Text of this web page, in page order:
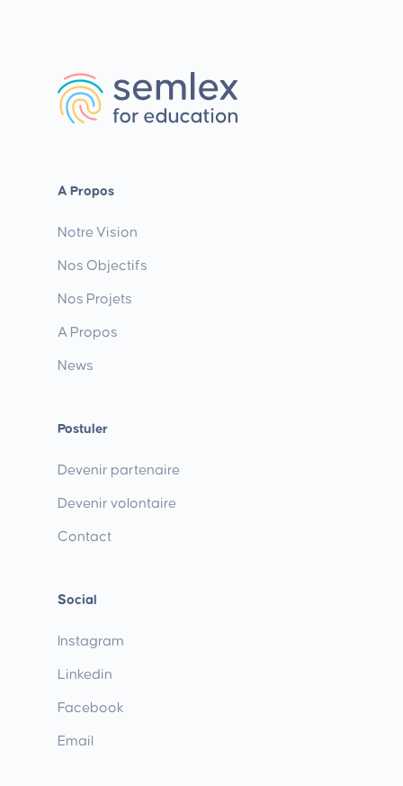
A Propos
Notre Vision
Nos Objectifs
Nos Projets
A Propos
News
Postuler
Devenir partenaire
Devenir volontaire
Contact
Social
Instagram
Linkedin
Facebook
Email